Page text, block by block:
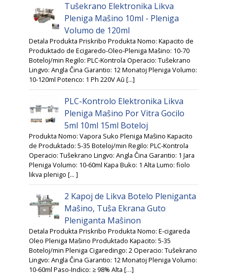
Tuŝekrano Elektronika Likva
Pleniga Maŝino 10ml - Pleniga
Volumo de 120ml
Detala Produkta Priskribo Produkta Nomo: Kapacito de
Produktado de Ecigaredo-Oleo-Pleniga Maŝino: 10-70
Boteloj/min Regilo: PLC-Kontrola Operacio: Tuŝekrano
Lingvo: Angla Ĉina Garantio: 12 Monatoj Pleniga Volumo:
10-120ml Potenco: 1 Ph 220V Aŭ [...]
PLC-Kontrolo Elektronika Likva
Pleniga Maŝino Por Vitra Gocilo
5ml 10ml 15ml Boteloj
Produkta Nomo: Vapora Suko Pleniga Maŝino Kapacito
de Produktado: 5-35 Boteloj/min Regilo: PLC-Kontrola
Operacio: Tuŝekrano Lingvo: Angla Ĉina Garantio: 1 Jara
Pleniga Volumo: 10-60ml Kapa Buko: 1 Alta Lumo: fiolo
likva plenigo [... ]
2 Kapoj de Likva Botelo Pleniganta
Maŝino, Tuŝa Ekrana Guto
Pleniganta Maŝinon
Detala Produkta Priskribo Produkta Nomo: E-cigareda
Oleo Pleniga Maŝino Produktado Kapacito: 5-35
Boteloj/min Pleniga Cigaredingo: 2 Operacio: Tuŝekrano
Lingvo: Angla Ĉina Garantio: 12 Monatoj Pleniga Volumo:
10-60ml Paso-Indico: ≥ 98% Alta […]